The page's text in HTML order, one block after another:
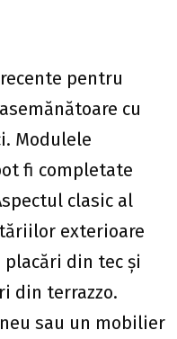
pentru
cu
Modulele
fi completate
clasic al
exterioare
din tec și
din terrazzo.
sau un mobilier